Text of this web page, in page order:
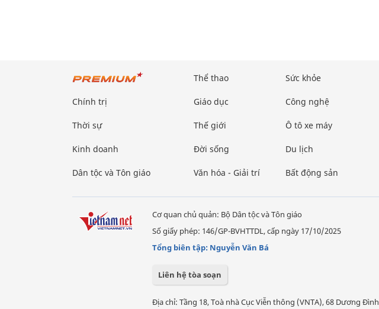
Chính trị
Thời sự
Kinh doanh
Dân tộc và Tôn giáo
Thể thao
Giáo dục
Thế giới
Đời sống
Văn hóa - Giải trí
Sức khỏe
Công nghệ
Ô tô xe máy
Du lịch
Bất động sản
Cơ quan chủ quản: Bộ Dân tộc và Tôn giáo
Số giấy phép: 146/GP-BVHTTDL, cấp ngày 17/10/2025
Tổng biên tập: Nguyễn Văn Bá
Liên hệ tòa soạn
Địa chỉ: Tầng 18, Toà nhà Cục Viễn thông (VNTA), 68 Dương Đình